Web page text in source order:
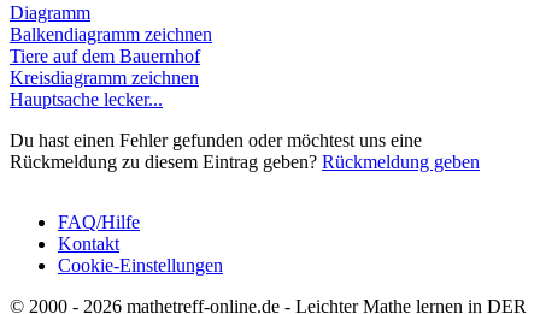
Diagramm
Balkendiagramm zeichnen
Tiere auf dem Bauernhof
Kreisdiagramm zeichnen
Hauptsache lecker...
Du hast einen Fehler gefunden oder möchtest uns eine
Rückmeldung zu diesem Eintrag geben? Rückmeldung geben
Fußbereich
FAQ/Hilfe
Kontakt
Cookie-Einstellungen
© 2000 - 2026 mathetreff-online.de - Leichter Mathe lernen in DER